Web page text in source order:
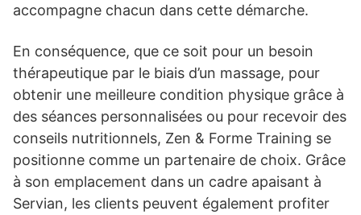
accompagne chacun dans cette démarche.
En conséquence, que ce soit pour un besoin
thérapeutique par le biais d’un massage, pour
obtenir une meilleure condition physique grâce à
des séances personnalisées ou pour recevoir des
conseils nutritionnels, Zen & Forme Training se
positionne comme un partenaire de choix. Grâce
à son emplacement dans un cadre apaisant à
Servian, les clients peuvent également profiter